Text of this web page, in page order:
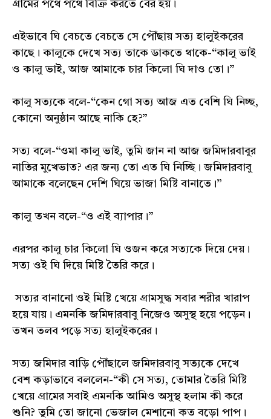
গ্ৰামের পথে পথে বিক্রি করতে বের হয়।
এইভাবে ঘি বেচতে বেচতে সে পৌঁছায় সত্য হালুইকরের
কাছে। কালুকে দেখে সত্য তাকে ডাকতে থাকে-“কালু ভাই
ও কালু ভাই, আজ আমাকে চার কিলো ঘি দাও তো।”
কালু সত্যকে বলে-“কেন গো সত্য আজ এত বেশি ঘি নিচ্ছ,
কোনো অনুষ্ঠান আছে নাকি হে?”
সত্য বলে-“ওমা কালু ভাই, তুমি জান না আজ জমিদারবাবুর
নাতির মুখেভাত? এর জন্য তো এত ঘি নিচ্ছি। জমিদারবাবু
আমাকে বলেছেন দেশি ঘিয়ে ভাজা মিষ্টি বানাতে।”
কালু তখন বলে-“ও এই ব্যাপার।”
এরপর কালু চার কিলো ঘি ওজন করে সত্যকে দিয়ে দেয়।
সত্য ওই ঘি দিয়ে মিষ্টি তৈরি করে।
সত্যর বানানো ওই মিষ্টি খেয়ে গ্ৰামসুদ্ধ সবার শরীর খারাপ
হয়ে যায়। এমনকি জমিদারবাবু নিজেও অসুস্থ হয়ে পড়েন।
তখন তলব পড়ে সত্য হালুইকরের।
সত্য জমিদার বাড়ি পৌঁছালে জমিদারবাবু সত্যকে দেখে
বেশ কড়াভাবে বললেন-“কী সে সত্য, তোমার তৈরি মিষ্টি
খেয়ে গ্ৰামের সবাই এমনকি আমিও অসুস্থ হলাম কী করে
শুনি? তুমি তো জানো ভেজাল মেশানো কত বড়ো পাপ।